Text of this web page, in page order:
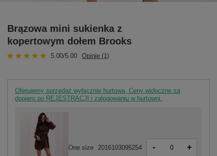
Brązowa mini sukienka z
kopertowym dołem Brooks
5.00/5.00 Opinie (1)
Oferujemy sprzedaż wyłącznie hurtową. Ceny widoczne są
dopiero po REJESTRACJI i zalogowaniu w hurtowni.
One size 2016103095254 - +